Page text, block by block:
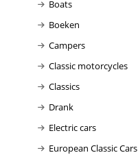
Boats
Boeken
Campers
Classic motorcycles
Classics
Drank
Electric cars
European Classic Cars